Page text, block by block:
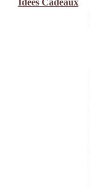
Idées Cadeaux